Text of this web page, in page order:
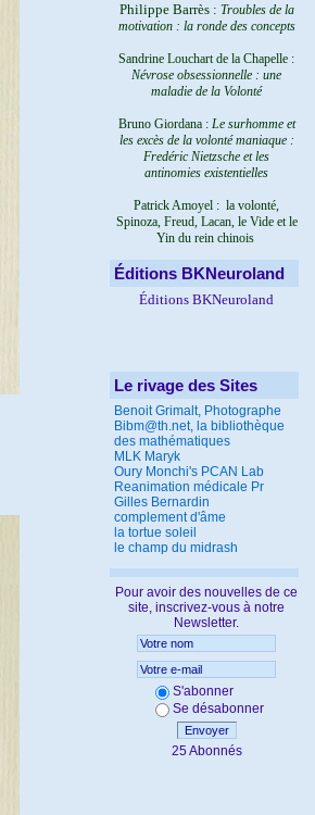
Philippe Barrès : Troubles de la
motivation : la ronde des concepts
Sandrine Louchart de la Chapelle :
Névrose obsessionnelle : une
maladie de la Volonté
Bruno Giordana : Le surhomme et
les excès de la volonté maniaque :
Fredéric Nietzsche et les
antinomies existentielles
Patrick Amoyel : la volonté,
Spinoza, Freud, Lacan, le Vide et le
Yin du rein chinois
Éditions BKNeuroland
Éditions BKNeuroland
Le rivage des Sites
Benoit Grimalt, Photographe
Bibm@th.net, la bibliothèque
des mathématiques
MLK Maryk
Oury Monchi's PCAN Lab
Reanimation médicale Pr
Gilles Bernardin
complement d'âme
la tortue soleil
le champ du midrash
Pour avoir des nouvelles de ce
site, inscrivez-vous à notre
Newsletter.
S'abonner
Se désabonner
Envoyer
25 Abonnés